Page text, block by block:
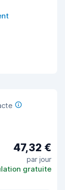
47,32 €
par jour
gratuite